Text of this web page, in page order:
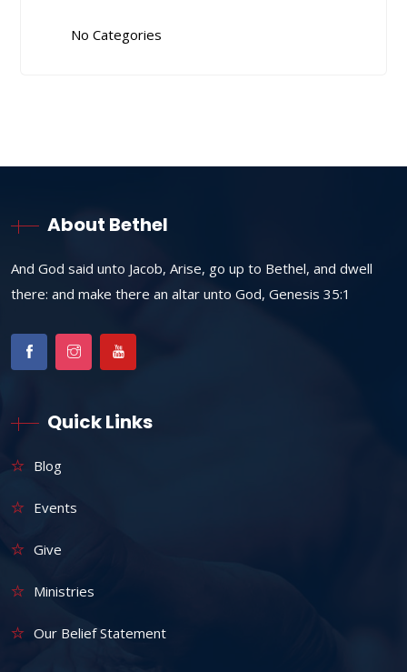
No Categories
About Bethel
And God said unto Jacob, Arise, go up to Bethel, and dwell
there: and make there an altar unto God, Genesis 35:1
Quick Links
Blog
Events
Give
Ministries
Our Belief Statement